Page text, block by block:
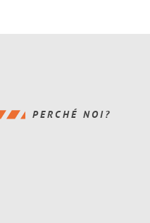
PERCHÉ NOI?